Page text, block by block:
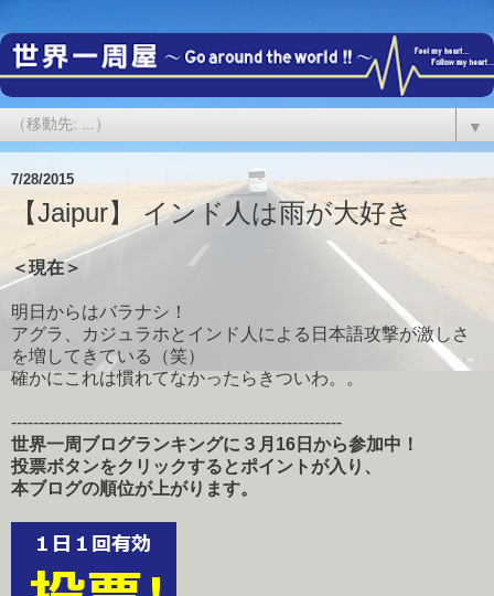
▼
7/28/2015
【Jaipur】 インド人は雨が大好き
＜現在＞
明日からはバラナシ！
アグラ、カジュラホとインド人による日本語攻撃が激しさ
を増してきている（笑）
確かにこれは慣れてなかったらきついわ。。
------------------------------------------------------------
世界一周ブログランキングに３月16日から参加中！
投票ボタンをクリックするとポイントが入り、
本ブログの順位が上がります。